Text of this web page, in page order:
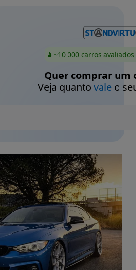
~10 000 carros
Quer comprar um
Veja quanto valeo